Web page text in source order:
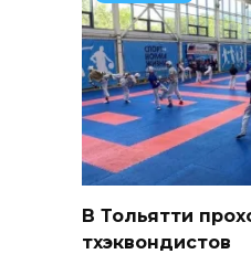
В Тольятти
тхэквондистов